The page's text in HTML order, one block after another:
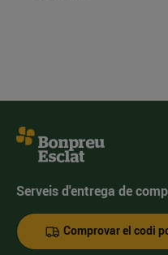
Serveis d'entrega de
Comprovar el codi